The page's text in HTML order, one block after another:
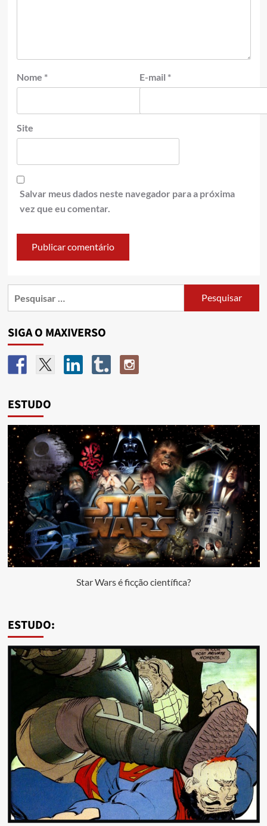
Nome * E-mail *
Site
Salvar meus dados neste navegador para a próxima
vez que eu comentar.
SIGA O MAXIVERSO
ESTUDO
Star Wars é ficção científica?
ESTUDO: